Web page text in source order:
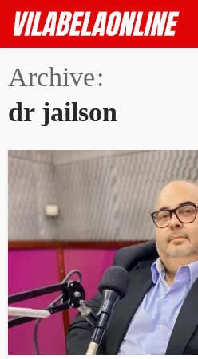
Archive
dr jailson